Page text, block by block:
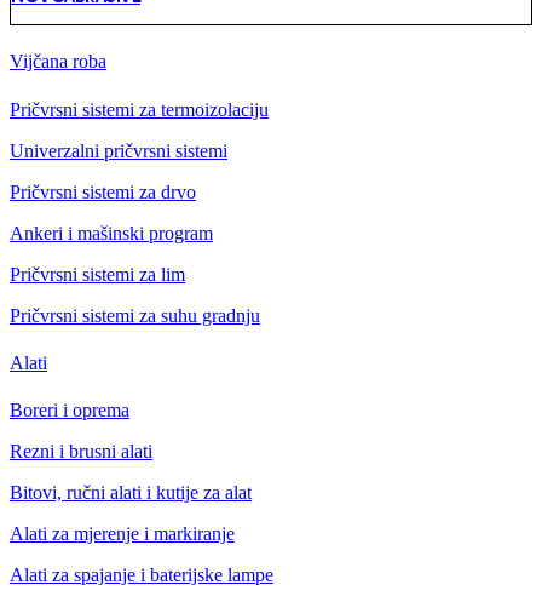
Vijčana roba
Pričvrsni sistemi za termoizolaciju
Univerzalni pričvrsni sistemi
Pričvrsni sistemi za drvo
Ankeri i mašinski program
Pričvrsni sistemi za lim
Pričvrsni sistemi za suhu gradnju
Alati
Boreri i oprema
Rezni i brusni alati
Bitovi, ručni alati i kutije za alat
Alati za mjerenje i markiranje
Alati za spajanje i baterijske lampe